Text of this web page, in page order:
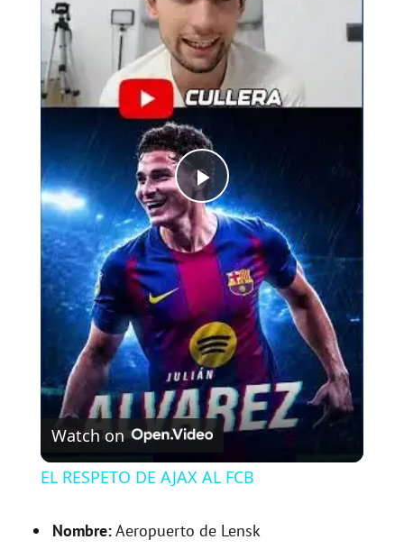
P
l
a
y
V
i
d
Watch on
EL RESPETO DE AJAX AL FCB
Nombre:Aeropuerto de Lensk